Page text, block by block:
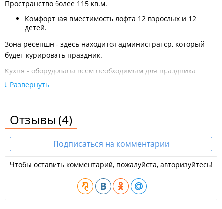
Пространство более 115 кв.м.
Комфортная вместимость лофта 12 взрослых и 12
детей.
Зона ресепшн - здесь находится администратор, который
будет курировать праздник.
Кухня - оборудована всем необходимым для праздника
(микроволновка, холодильник, чайник). А так же столы для
Игровой дом с горкой и сухим бассейном;
Стол для любителей железной дороги;
Игрушки для малышей: развивающие игры,
тактильные игрушки;
куклы;
Игры для мальчиков: гараж, машинки, настольный
футбол, конструктор;
Развернуть
Отзывы (4)
Подписаться на комментарии
Чтобы оставить комментарий, пожалуйста, авторизуйтесь!